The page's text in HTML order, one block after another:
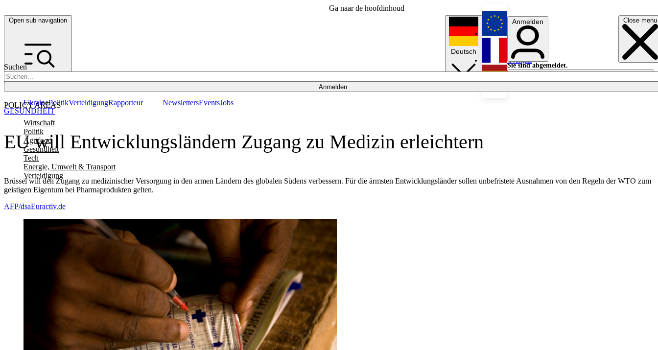
Ga naar de hoofdinhoud
Open sub navigation Close menu
Suchen
Anmelden
POLICY AREAS
Wirtschaft
Politik
Agrifood
Gesundheit
Tech
Energie, Umwelt & Transport
Verteidigung
UkrainePolitikVerteidigungRapporteur NewslettersEventsJobs
Deutsch
English
Français
Anmelden
Sie sind abgemeldet.
Anmelden
Licht aus
EU will Entwicklungsländern Zugang zu Medizin erleichtern
Brüssel will den Zugang zu medizinischer Versorgung in den armen Ländern des globalen Südens verbessern. Für die ärmsten Entwicklungsländer sollen unbefristete Ausnahmen von den Regeln der WTO zum
geistigen Eigentum bei Pharmaprodukten gelten.
GESUNDHEIT
AFP/dsaEuractiv.de